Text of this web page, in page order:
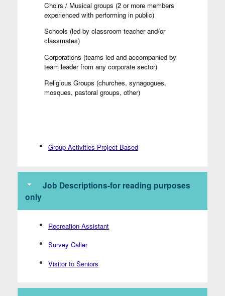
Choirs / Musical groups (2 or more members
experienced with performing in public)
Schools (led by classroom teacher and/or
classmates)
Corporations (teams led and accompanied by
team leader from any corporate sector)
Religious Groups (churches, synagogues,
mosques, pastoral groups, other)
Group Activities Project Based
Job Descriptions-for reading purposes
only
Recreation Assistant
Survey Caller
Visitor to Seniors